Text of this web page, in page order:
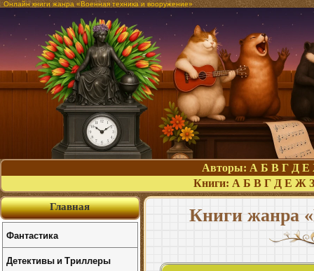
Онлайн книги жанра «Военная техника и вооружение»
Авторы: А Б В Г Д Е
Книги: А Б В Г Д Е Ж З
Книги жанра
Главная
Фантастика
Детективы и Триллеры